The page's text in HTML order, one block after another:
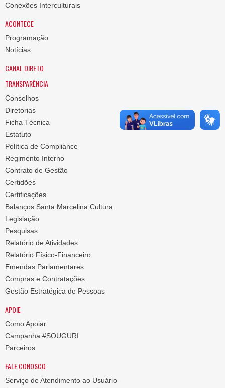
Conexões Interculturais
ACONTECE
Programação
Notícias
CANAL DIRETO
TRANSPARÊNCIA
Conselhos
Diretorias
Ficha Técnica
Estatuto
Política de Compliance
Regimento Interno
Contrato de Gestão
Certidões
Certificações
Balanços Santa Marcelina Cultura
Legislação
Pesquisas
Relatório de Atividades
Relatório Físico-Financeiro
Emendas Parlamentares
Compras e Contratações
Gestão Estratégica de Pessoas
APOIE
Como Apoiar
Campanha #SOUGURI
Parceiros
FALE CONOSCO
Serviço de Atendimento ao Usuário